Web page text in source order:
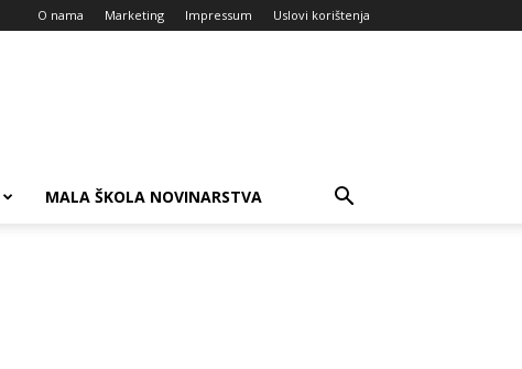
O nama Marketing Impressum Uslovi korištenja
MALA ŠKOLA NOVINARSTVA